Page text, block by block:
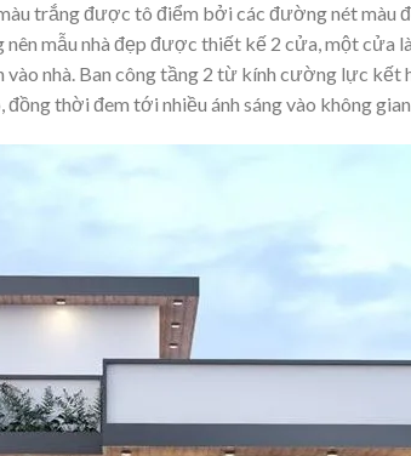
trắng được tô điểm bởi các đường nét màu
mẫu nhà đẹp được thiết kế 2 cửa, một cửa
vào nhà. Ban công tầng 2 từ kính cường lực kết
đồng thời đem tới nhiều ánh sáng vào không